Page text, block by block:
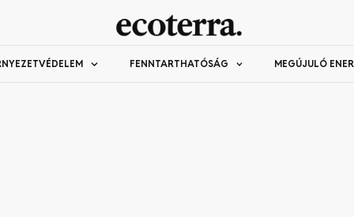
FENNTARTHATÓSÁG MEGÚJULÓ